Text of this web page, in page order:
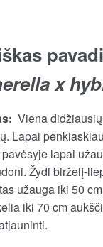
x
Viena
Lapai
lapai
Žydi birželį-
užauga iki 50
iki 70 cm